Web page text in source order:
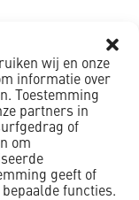
wij en onze
informatie over
Toestemming
partners in
of
om
geeft of
functies.
het brugdek
dit om de